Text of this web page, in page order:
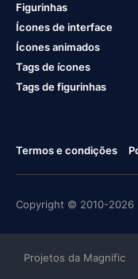
Figurinhas
Ícones de interface
Ícones animados
Tags de ícones
Tags de figurinhas
Termos e condições
Copyright © 2010-2026
Projetos da Magnific